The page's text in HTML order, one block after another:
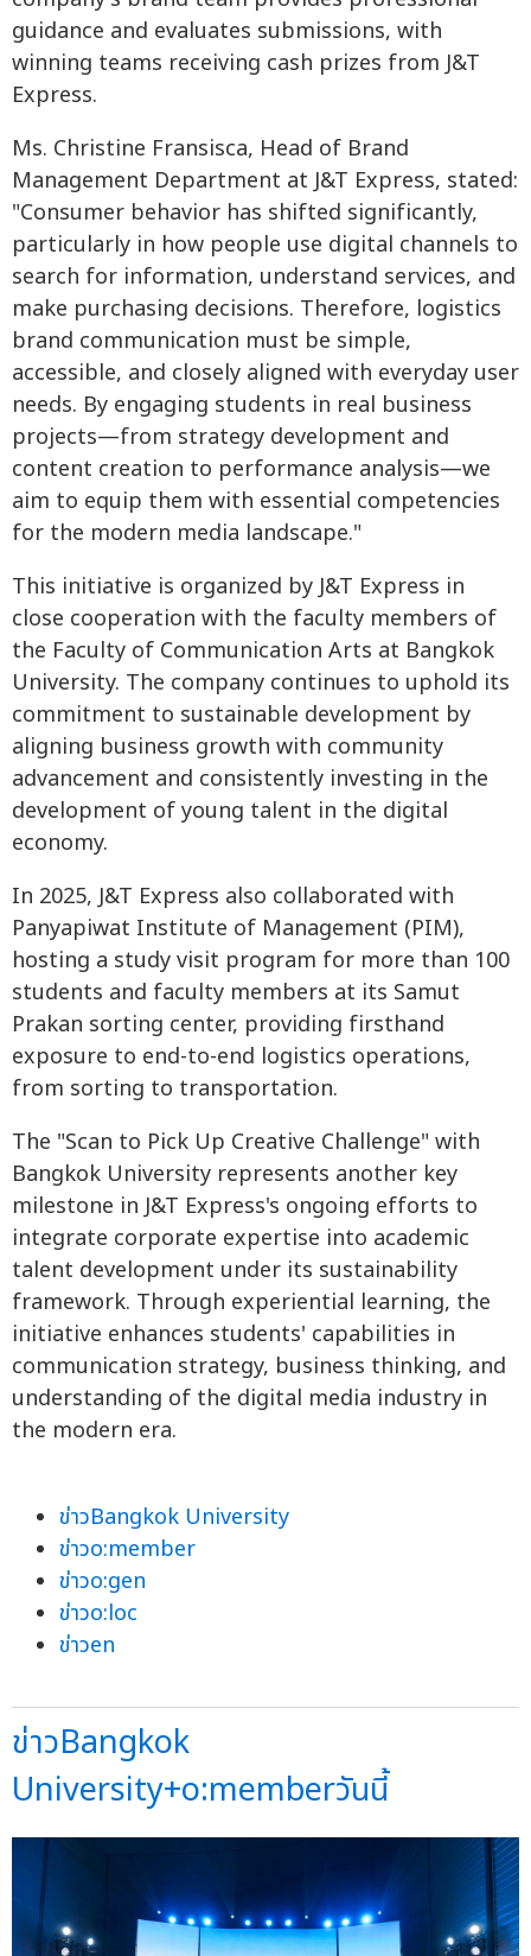
guidance and evaluates submissions, with
winning teams receiving cash prizes from J&T
Express.
Ms. Christine Fransisca, Head of Brand
Management Department at J&T Express, stated:
"Consumer behavior has shifted significantly,
particularly in how people use digital channels to
search for information, understand services, and
make purchasing decisions. Therefore, logistics
brand communication must be simple,
accessible, and closely aligned with everyday user
needs. By engaging students in real business
projects—from strategy development and
content creation to performance analysis—we
aim to equip them with essential competencies
for the modern media landscape."
This initiative is organized by J&T Express in
close cooperation with the faculty members of
the Faculty of Communication Arts at Bangkok
University. The company continues to uphold its
commitment to sustainable development by
aligning business growth with community
advancement and consistently investing in the
development of young talent in the digital
economy.
In 2025, J&T Express also collaborated with
Panyapiwat Institute of Management (PIM),
hosting a study visit program for more than 100
students and faculty members at its Samut
Prakan sorting center, providing firsthand
exposure to end-to-end logistics operations,
from sorting to transportation.
The "Scan to Pick Up Creative Challenge" with
Bangkok University represents another key
milestone in J&T Express's ongoing efforts to
integrate corporate expertise into academic
talent development under its sustainability
framework. Through experiential learning, the
initiative enhances students' capabilities in
communication strategy, business thinking, and
understanding of the digital media industry in
the modern era.
ข่าวBangkok University
ข่าวo:member
ข่าวo:gen
ข่าวo:loc
ข่าวen
ข่าวBangkok
University+o:memberวันนี้